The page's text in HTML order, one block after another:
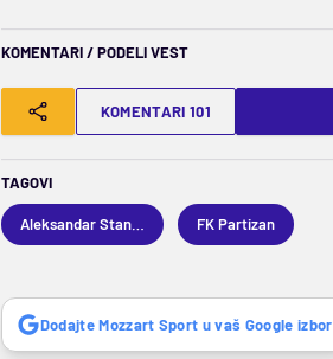
KOMENTARI / PODELI VEST
KOMENTARI 101
TAGOVI
Aleksandar Stanojević FK Partizan
Dodajte Mozzart Sport u vaš Google izbor